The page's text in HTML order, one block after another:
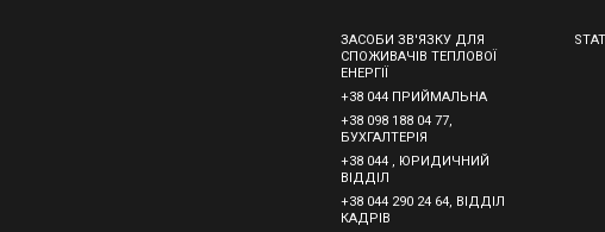
ЗАСОБИ ЗВ'ЯЗКУ ДЛЯ
СПОЖИВАЧІВ ТЕПЛОВОЇ
ЕНЕРГІЇ
+38 044 ПРИЙМАЛЬНА
+38 098 188 04 77,
БУХГАЛТЕРІЯ
+38 044 , ЮРИДИЧНИЙ
ВІДДІЛ
+38 044 290 24 64, ВІДДІЛ
КАДРІВ